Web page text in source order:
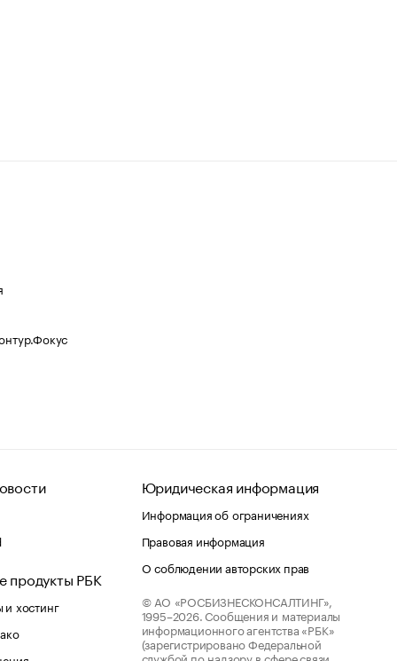
продукты РБК
хостинг
Юридическая информация
Информация об ограничениях
Правовая информация
О соблюдении авторских прав
© АО «РОСБИЗНЕСКОНСАЛТИНГ»,
1995–2026. Сообщения и материалы
информационного агентства «РБК»
(зарегистрировано Федеральной
службой по надзору в сфере связи,